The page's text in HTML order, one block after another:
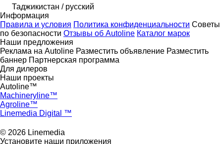
Таджикистан / русский
Информация
Правила и условия Политика конфиденциальности Советы
по безопасности Отзывы об Autoline Каталог марок
Наши предложения
Реклама на Autoline Разместить объявление Разместить
баннер Партнерская программа
Для дилеров
Наши проекты
Autoline™
Machineryline™
Agroline™
Linemedia Digital ™
© 2026 Linemedia
Установите наши приложения